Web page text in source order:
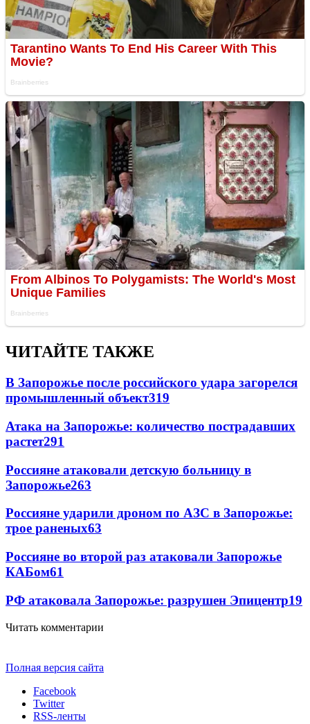
ЧИТАЙТЕ ТАКЖЕ
В Запорожье после российского удара загорелся
промышленный объект319
Атака на Запорожье: количество пострадавших
растет291
Россияне атаковали детскую больницу в
Запорожье263
Россияне ударили дроном по АЗС в Запорожье:
трое раненых63
Россияне во второй раз атаковали Запорожье
КАБом61
РФ атаковала Запорожье: разрушен Эпицентр19
Читать комментарии
Полная версия сайта
Facebook
Twitter
RSS-ленты